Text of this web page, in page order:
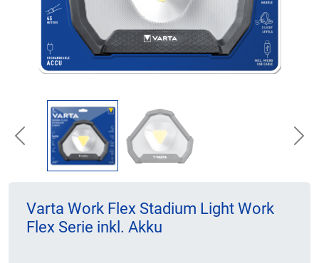
Previous
Varta Work Flex Stadium Light Work
Flex Serie inkl. Akku